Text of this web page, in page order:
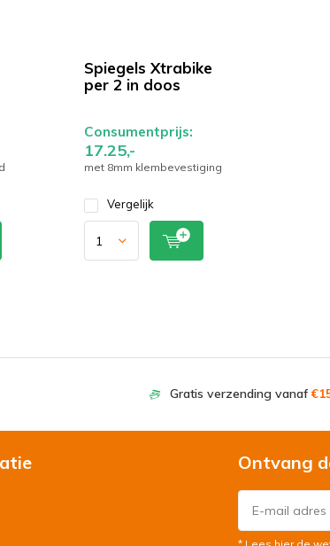
Spiegels Xtrabike
per 2 in doos
Consumentprijs:
17.25,-
met 8mm klembevestiging
Vergelijk
Gratis verzending vanaf
Ontvang